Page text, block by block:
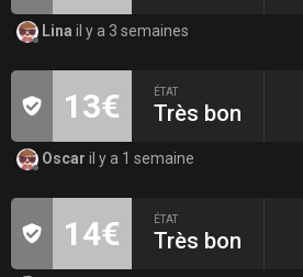
Lina il y a 3 semaines
13€ ÉTAT
Très bon
Oscar il y a 1 semaine
14€ ÉTAT
Très bon